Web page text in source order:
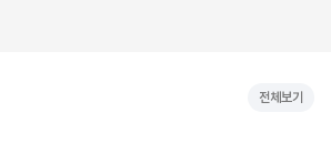
전체보기